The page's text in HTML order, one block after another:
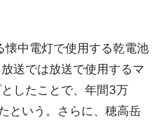
中電灯で使用する乾電池
送では放送で使用するマ
したことで、年間3万
という。さらに、穂高岳